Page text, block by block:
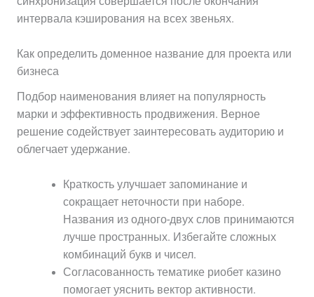
интервала кэширования на всех звеньях.
Как определить доменное название для проекта или
бизнеса
Подбор наименования влияет на популярность
марки и эффективность продвижения. Верное
решение содействует заинтересовать аудиторию и
облегчает удержание.
Краткость улучшает запоминание и
сокращает неточности при наборе.
Названия из одного-двух слов принимаются
лучше пространных. Избегайте сложных
комбинаций букв и чисел.
Согласованность тематике риобет казино
помогает уяснить вектор активности.